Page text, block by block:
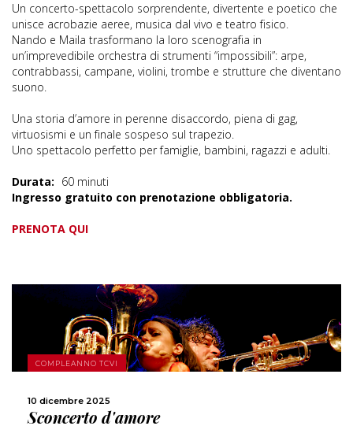
Un concerto-spettacolo sorprendente, divertente e poetico che
unisce acrobazie aeree, musica dal vivo e teatro fisico.
Nando e Maila trasformano la loro scenografia in
un’imprevedibile orchestra di strumenti “impossibili”: arpe,
contrabbassi, campane, violini, trombe e strutture che diventano
suono.
Una storia d’amore in perenne disaccordo, piena di gag,
virtuosismi e un finale sospeso sul trapezio.
Uno spettacolo perfetto per famiglie, bambini, ragazzi e adulti.
Durata: 60 minuti
Ingresso gratuito con prenotazione obbligatoria.
PRENOTA QUI
COMPLEANNO TCVI
10 dicembre 2025
Sconcerto d'amore
SCOPRI DI PIÙ